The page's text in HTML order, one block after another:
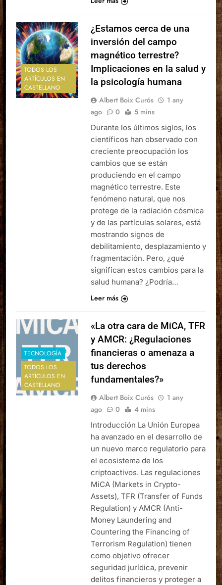
TODOS LOS
ARTÍCULOS EN
CASTELLANO
¿Estamos cerca de una
inversión del campo
magnético terrestre?
Implicaciones en la salud y
la psicología humana
Albert Boix Curós
1 any
ago
0 5 mins
Durante los últimos siglos, los
científicos han observado con
creciente preocupación los
cambios que se están
produciendo en el campo
magnético terrestre. Este
fenómeno natural, que nos
protege de la radiación cósmica
y de las partículas solares, está
mostrando signos de
debilitamiento, desplazamiento y
fragmentación. Pero, ¿qué
significan estos cambios para la
salud humana? ¿Podría…
Leer más
TECNOLOGÍA
TODOS LOS
ARTÍCULOS EN
CASTELLANO
«La otra cara de MiCA, TFR
y AMCR: ¿Regulaciones
financieras o amenaza a
tus derechos
fundamentales?»
Albert Boix Curós
1 any
ago
0 4 mins
Introducción La Unión Europea
ha avanzado en el desarrollo de
un nuevo marco regulatorio para
el ecosistema de los
criptoactivos. Las regulaciones
MiCA (Markets in Crypto-
Assets), TFR (Transfer of Funds
Regulation) y AMCR (Anti-
Money Laundering and
Countering the Financing of
Terrorism Regulation) tienen
como objetivo ofrecer
seguridad jurídica, prevenir
delitos financieros y proteger a